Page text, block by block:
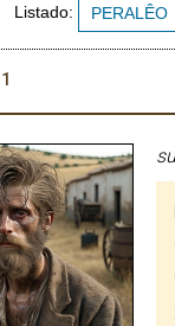
Listado: PERALÊO
1